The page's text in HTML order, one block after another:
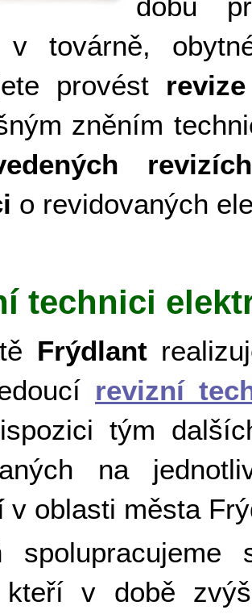
v továrně,
provést
zněním
o revidovaných
technici
Frýdlant
revizní
tým
na
v oblasti města
kteří v době